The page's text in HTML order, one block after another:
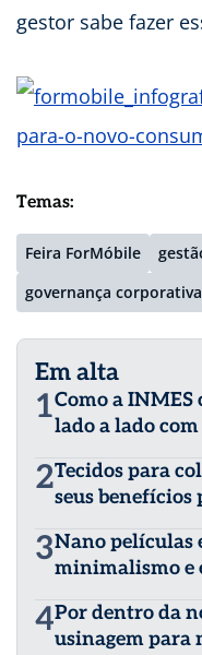
gestor sabe fazer
Temas:
Feira ForMóbile
governança corporativa
Em alta
1Como a INMES
lado a lado
2Tecidos para
seus benefícios
3Nano películas
minimalismo e
4Por dentro da
usinagem para